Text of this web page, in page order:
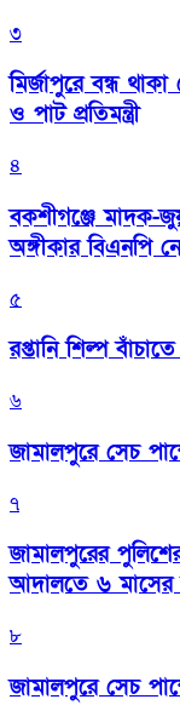
৩
মির্জাপুরে বন্ধ
ও পাট প্রতিমন্ত্রী
৪
বকশীগঞ্জে মাদক-
অঙ্গীকার বিএনপি
৫
রপ্তানি শিল্প
৬
জামালপুরে সেচ
৭
জামালপুরের
আদালতে ৬ মাসের
৮
জামালপুরে সেচ